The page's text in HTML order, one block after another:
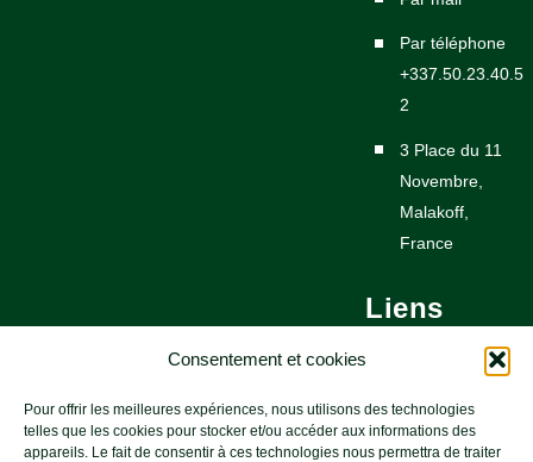
Consentement et cookies
Pour offrir les meilleures expériences, nous utilisons des technologies
telles que les cookies pour stocker et/ou accéder aux informations des
appareils. Le fait de consentir à ces technologies nous permettra de traiter
Par téléphone
+337.50.23.40.5
2
3 Place du 11
Novembre,
Malakoff,
France
Liens
Nous contacter
Newsletters